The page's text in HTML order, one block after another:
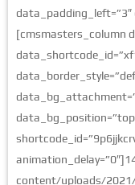
[cmsmasters_column
content/uploads/